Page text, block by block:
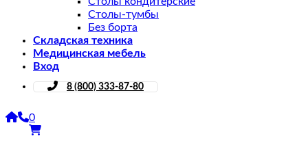
Столы-тумбы
Без борта
Складская техника
Медицинская мебель
Вход
8 (800) 333-87-80
0